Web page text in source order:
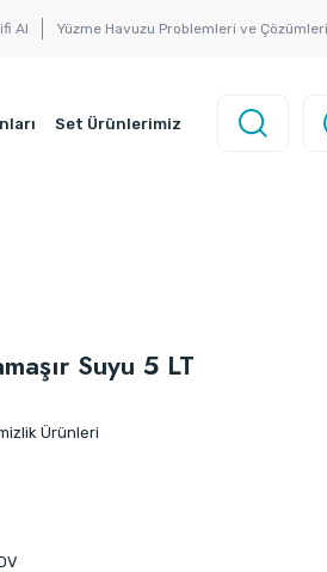
Al Yüzme Havuzu Problemleri ve Çözümleri
Set Ürünlerimiz
Suyu 5 LT
Ürünleri